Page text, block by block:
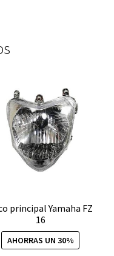
principal Yamaha FZ
16
AHORRAS UN 30%